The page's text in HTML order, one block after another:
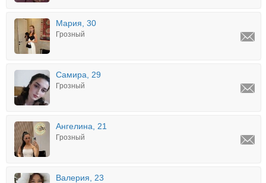
Мария, 30
Грозный
Самира, 29
Грозный
Ангелина, 21
Грозный
Валерия, 23